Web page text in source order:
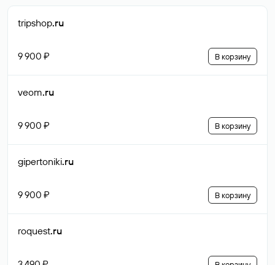
tripshop.ru
9 900 ₽ В корзину
veom.ru
9 900 ₽ В корзину
gipertoniki.ru
9 900 ₽ В корзину
roquest.ru